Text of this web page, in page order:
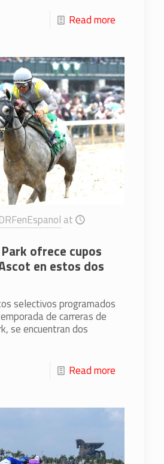
Read more
at
ofrece cupos
en estos dos
selectivos programados
de carreras de
se encuentran dos
Read more